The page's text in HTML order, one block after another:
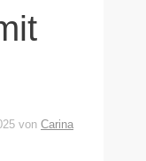
von Carina